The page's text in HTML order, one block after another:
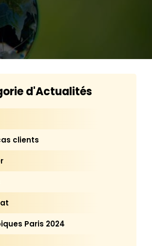
d'Actualités
clients
Paris 2024